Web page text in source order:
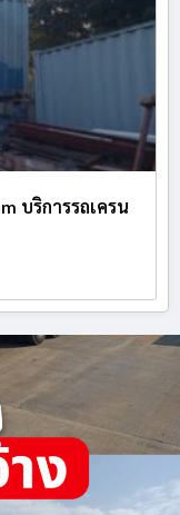
บริการรถเครน